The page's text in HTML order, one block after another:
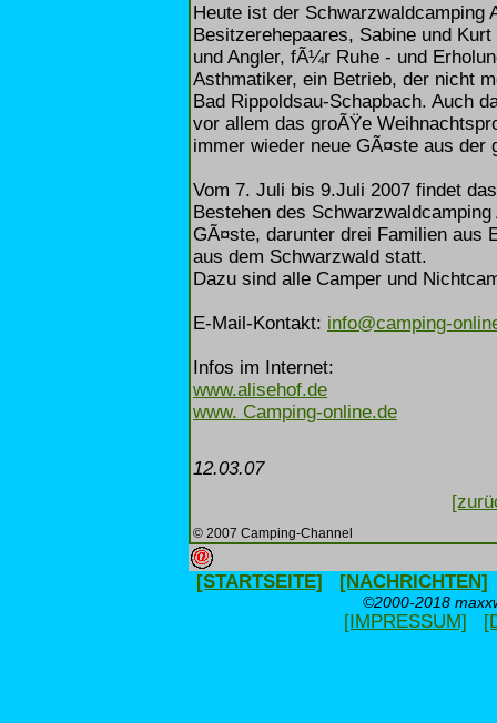
Heute ist der
Besitzerehepaares, Sabine und
und Angler, fÃ¼r Ruhe - und
Asthmatiker, ein Betrieb, der nicht
Bad Rippoldsau-Schapbach. Auch
vor allem das groÃŸe
immer wieder neue GÃ¤ste aus der
Vom 7. Juli bis 9.Juli 2007 findet
Bestehen des
GÃ¤ste, darunter drei Familien aus
aus dem Schwarzwald statt.
Dazu sind alle Camper und
E-Mail-Kontakt: info@camping-
Infos im Internet:
www.alisehof.de
www. Camping-online.de
12.03.07
© 2007 Camping-Channel
[STARTSEITE] [NACHRICHTEN]
©2000-2018
[IMPRESSUM]